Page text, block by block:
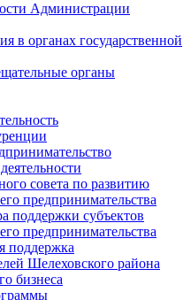
Администрации
в органах государственной
органы
совета по развитию
предпринимательства
поддержки субъектов
предпринимательства
поддержка
Шелеховского района
бизнеса